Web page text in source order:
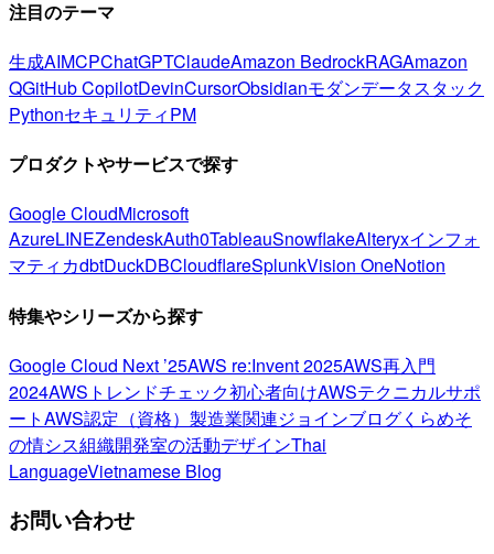
注目のテーマ
生成AIMCPChatGPTClaudeAmazon BedrockRAGAmazon
QGitHub CopilotDevinCursorObsidianモダンデータスタック
PythonセキュリティPM
プロダクトやサービスで探す
Google CloudMicrosoft
AzureLINEZendeskAuth0TableauSnowflakeAlteryxインフォ
マティカdbtDuckDBCloudflareSplunkVision OneNotion
特集やシリーズから探す
Google Cloud Next ’25AWS re:Invent 2025AWS再入門
2024AWSトレンドチェック初心者向けAWSテクニカルサポ
ートAWS認定（資格） 製造業関連ジョインブログくらめそ
の情シス組織開発室の活動デザインThai
LanguageVietnamese Blog
お問い合わせ